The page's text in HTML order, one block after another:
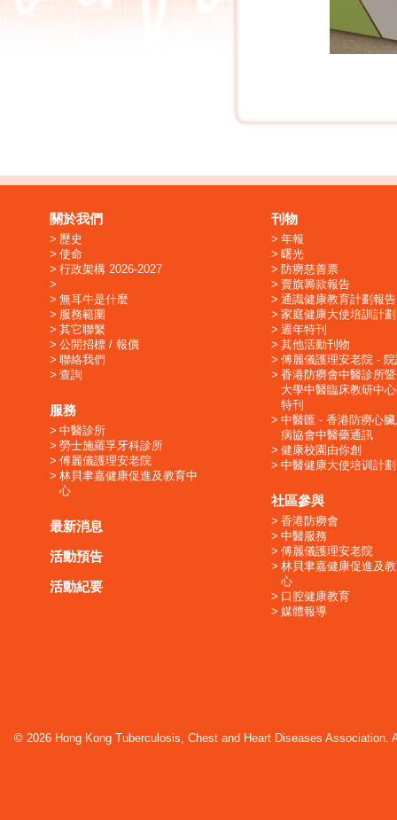
關於我們
歷史
使命
行政架構 2026-2027
無耳牛是什麼
服務範圍
其它聯繫
公開招標 / 報價
聯絡我們
查詢
服務
中醫診所
勞士施羅孚牙科診所
傅麗儀護理安老院
林貝聿嘉健康促進及教育中
心
最新消息
活動預告
活動紀要
刊物
年報
曙光
防癆慈善票
賣旗籌款報告
通識健康教育計劃報告
家庭健康大使培訓計劃
週年特刊
其他活動刊物
傅麗儀護理安老院 -
香港防癆會中醫診所
大學中醫臨床教研中
特刊
中醫匯 - 香港防癆心
病協會中醫藥通訊
健康校園由你創
中醫健康大使培训計劃
社區參與
香港防癆會
中醫服務
傅麗儀護理安老院
林貝聿嘉健康促進及
心
口腔健康教育
媒體報導
© 2026 Hong Kong Tuberculosis, Chest and Heart Diseases Association.